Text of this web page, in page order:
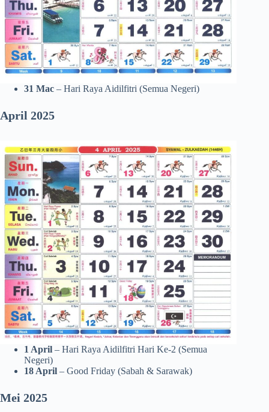
31 Mac – Hari Raya Aidilfitri (Semua Negeri)
April 2025
1 April – Hari Raya Aidilfitri Hari Ke-2 (Semua
Negeri)
18 April – Good Friday (Sabah & Sarawak)
Mei 2025